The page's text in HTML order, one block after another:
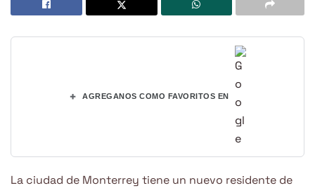
+ AGREGANOS COMO FAVORITOS EN
La ciudad de Monterrey tiene un nuevo residente de